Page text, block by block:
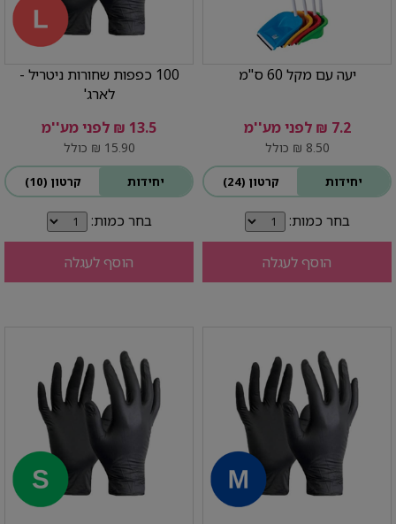
יעה עם מקל 60 ס"מ
7.2 ₪ לפני מע''מ
8.50 ₪ כולל
יחידות קרטון (24)
בחר כמות:
הוסף לעגלה
100 כפפות שחורות ניטריל -
לארג'
13.5 ₪ לפני מע''מ
15.90 ₪ כולל
יחידות קרטון (10)
בחר כמות:
הוסף לעגלה